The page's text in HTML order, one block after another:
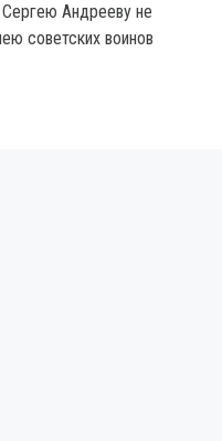
Андрееву не
советских воинов